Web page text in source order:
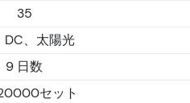
35
DC、太陽光
9 日数
セット